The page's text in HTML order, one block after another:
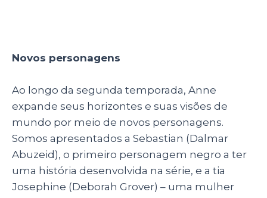
Novos personagens
Ao longo da segunda temporada, Anne
expande seus horizontes e suas visões de
mundo por meio de novos personagens.
Somos apresentados a Sebastian (Dalmar
Abuzeid), o primeiro personagem negro a ter
uma história desenvolvida na série, e a tia
Josephine (Deborah Grover) – uma mulher